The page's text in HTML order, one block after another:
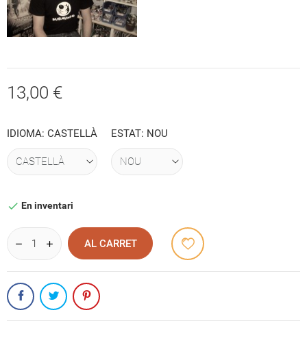
13,00 €
IDIOMA: CASTELLÀ ESTAT: NOU
 En inventari
AL CARRET